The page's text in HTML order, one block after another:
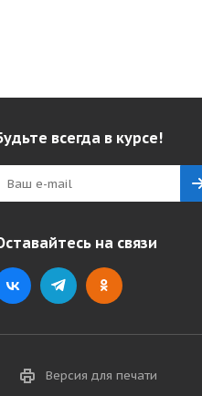
всегда в курсе!
на связи
Версия для печати